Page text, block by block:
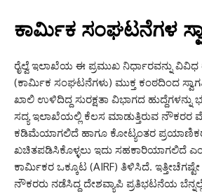
ಕಾರ್ಮಿಕ ಸಂಘಟನೆಗಳ
ರೈಲ್ವೆ ಇಲಾಖೆಯ ಈ ಪ್ರಮುಖ ನಿರ್ಧಾರವನ್ನು
(ಕಾರ್ಮಿಕ ಸಂಘಟನೆಗಳು) ಮುಕ್ತ ಕಂಠದಿಂದ
ಖಾಲಿ ಉಳಿದಿದ್ದ ಸುರಕ್ಷತಾ ವಿಭಾಗದ
ಸದ್ಯ ಇಲಾಖೆಯಲ್ಲಿ ಕೆಲಸ ಮಾಡುತ್ತಿರುವ ನೌಕರರ
ಕಡಿಮೆಯಾಗಲಿದೆ ಹಾಗೂ ಕೋಟ್ಯಂತರ ಪ್ರಯಾಣಿಕರ
ಖಚಿತಪಡಿಸಿಕೊಳ್ಳಲು ಇದು ಸಹಕಾರಿಯಾಗಲಿದೆ
ಕಾರ್ಮಿಕರ ಒಕ್ಕೂಟ (AIRF) ತಿಳಿಸಿದೆ.
ನೌಕರರು ನಡೆಸಿದ್ದ ದೇಶವ್ಯಾಪಿ ಪ್ರತಿಭಟನೆಯ